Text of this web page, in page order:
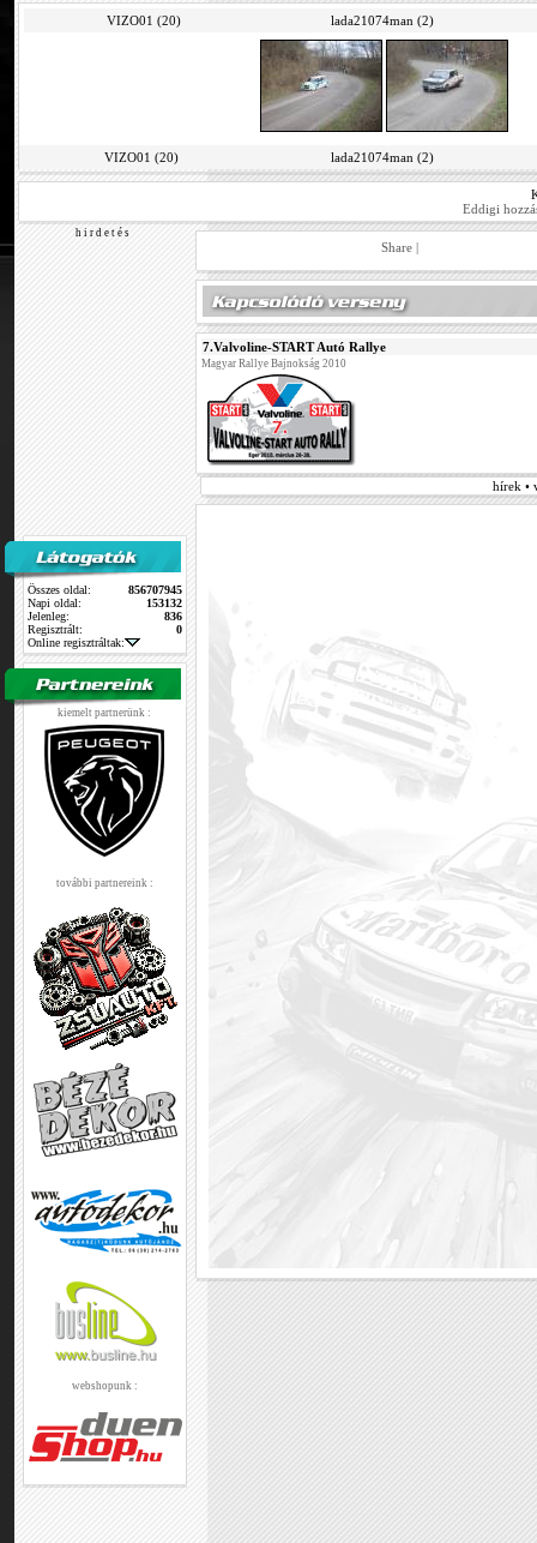
VIZO01 (20) lada21074man (2)
VIZO01 (20) lada21074man (2)
Eddigi
h i r d e t é s
Összes oldal:
856707945
Napi oldal:
153132
Jelenleg:
836
Regisztrált:
0
Online regisztráltak:
kiemelt partnerünk :
további partnereink :
webshopunk :
Share |
7.Valvoline-START Autó Rallye
Magyar Rallye Bajnokság 2010
hírek •